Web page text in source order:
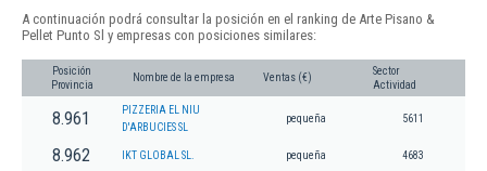
A continuación podrá consultar la posición en el ranking de Arte Pisano &
Pellet Punto Sl y empresas con posiciones similares:
Posición
Provincia
Nombre de la empresa Ventas (€)
Sector
Actividad
8.961
PIZZERIA EL NIU
D'ARBUCIES SL
pequeña 5611
8.962 IKT GLOBAL SL. pequeña 4683